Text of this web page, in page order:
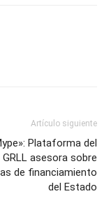
Artículo siguiente
Plataforma del
GRLL asesora sobre
de financiamiento
del Estado